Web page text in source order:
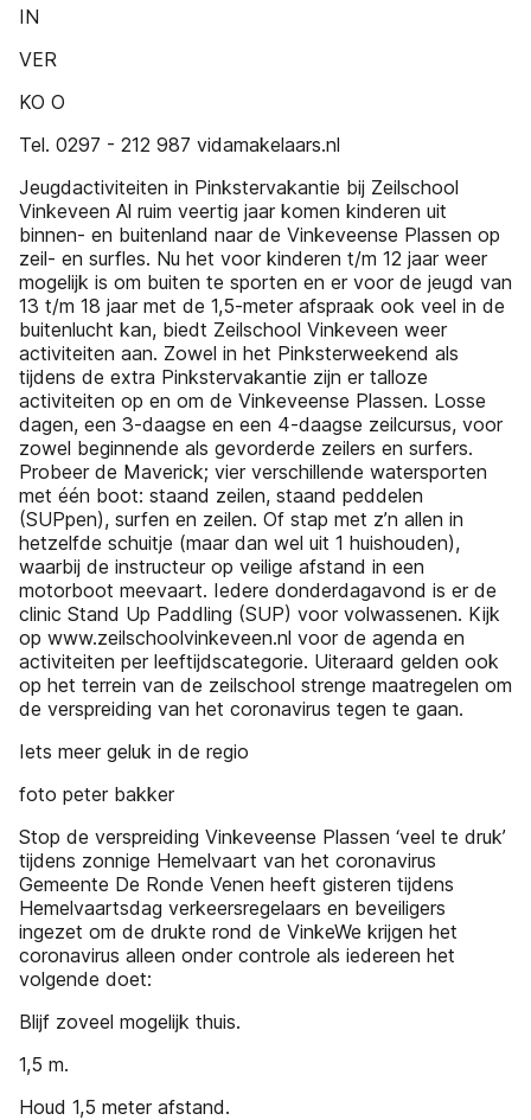
IN
VER
KO O
Tel. 0297 - 212 987 vidamakelaars.nl
Jeugdactiviteiten in Pinkstervakantie bij Zeilschool
Vinkeveen Al ruim veertig jaar komen kinderen uit
binnen- en buitenland naar de Vinkeveense Plassen op
zeil- en surfles. Nu het voor kinderen t/m 12 jaar weer
mogelijk is om buiten te sporten en er voor de jeugd van
13 t/m 18 jaar met de 1,5-meter afspraak ook veel in de
buitenlucht kan, biedt Zeilschool Vinkeveen weer
activiteiten aan. Zowel in het Pinksterweekend als
tijdens de extra Pinkstervakantie zijn er talloze
activiteiten op en om de Vinkeveense Plassen. Losse
dagen, een 3-daagse en een 4-daagse zeilcursus, voor
zowel beginnende als gevorderde zeilers en surfers.
Probeer de Maverick; vier verschillende watersporten
met één boot: staand zeilen, staand peddelen
(SUPpen), surfen en zeilen. Of stap met z’n allen in
hetzelfde schuitje (maar dan wel uit 1 huishouden),
waarbij de instructeur op veilige afstand in een
motorboot meevaart. Iedere donderdagavond is er de
clinic Stand Up Paddling (SUP) voor volwassenen. Kijk
op www.zeilschoolvinkeveen.nl voor de agenda en
activiteiten per leeftijdscategorie. Uiteraard gelden ook
op het terrein van de zeilschool strenge maatregelen om
de verspreiding van het coronavirus tegen te gaan.
Iets meer geluk in de regio
foto peter bakker
Stop de verspreiding Vinkeveense Plassen ‘veel te druk’
tijdens zonnige Hemelvaart van het coronavirus
Gemeente De Ronde Venen heeft gisteren tijdens
Hemelvaartsdag verkeersregelaars en beveiligers
ingezet om de drukte rond de VinkeWe krijgen het
coronavirus alleen onder controle als iedereen het
volgende doet:
Blijf zoveel mogelijk thuis.
1,5 m.
Houd 1,5 meter afstand.